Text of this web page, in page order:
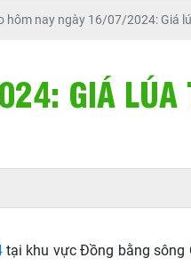
hôm nay ngày 16/07/2024: Giá
GIÁ
tại khu vực Đồng bằng sông